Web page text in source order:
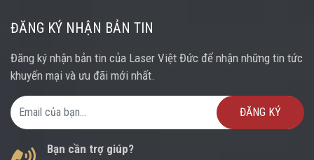
ĐĂNG KÝ NHẬN BẢN TIN
Đăng ký nhận bản tin của Laser Việt Đức để nhận những tin tức
khuyến mại và ưu đãi mới nhất.
Email Address
Bạn cần trợ giúp?